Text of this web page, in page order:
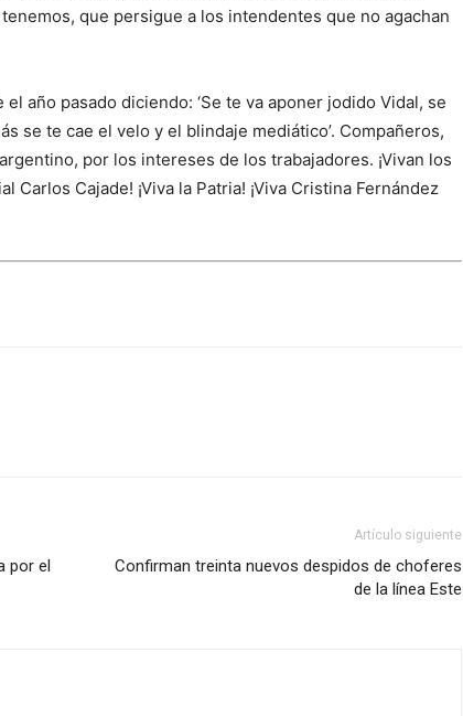
que persigue a los intendentes que no agachan
año pasado diciendo: ‘Se te va aponer jodido Vidal, se
se te cae el velo y el blindaje mediático’. Compañeros,
por los intereses de los trabajadores. ¡Vivan los
Carlos Cajade! ¡Viva la Patria! ¡Viva Cristina Fernández
por el
Artículo siguiente
Confirman treinta nuevos despidos de choferes
de la línea Este